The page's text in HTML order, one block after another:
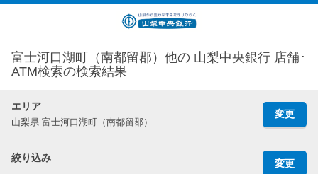
富士河口湖町（南都留郡）他の 山梨中央銀行 店舗･
ATM検索の検索結果
エリア
山梨県 富士河口湖町（南都留郡）
変更
絞り込み 変更